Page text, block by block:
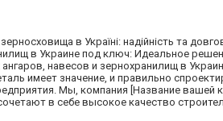
в Україні: надійність та
в Украине под ключ: Идеальное
навесов и зернохранилищ в
имеет значение, и правильно
Мы, компания [Название
в себе высокое качество